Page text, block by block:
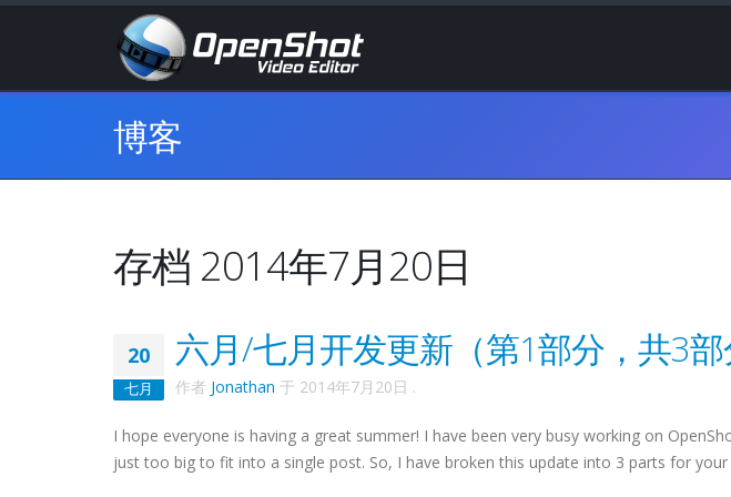
博客
存档 2014年7月20日
20
七月
六月/七月开发更新（第1部分，共3部
作者 Jonathan 于 2014年7月20日 .
I hope everyone is having a great summer! I have been very busy working on
just too big to fit into a single post. So, I have broken this update into 3 parts for